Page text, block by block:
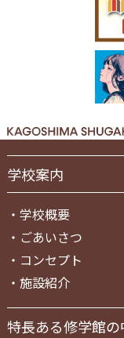
学校案内
・ 学校概要
・ ごあいさつ
・ コンセプト
・ 施設紹介
特長ある修学館